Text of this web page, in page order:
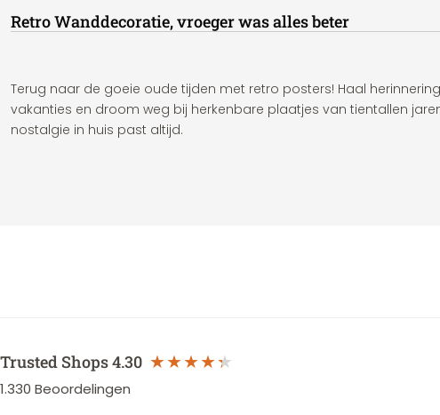
Retro Wanddecoratie, vroeger was alles beter
Terug naar de goeie oude tijden met retro posters! Haal
vakanties en droom weg bij herkenbare plaatjes van tientallen
nostalgie in huis past altijd.
Trusted Shops4.30
1.330 Beoordelingen